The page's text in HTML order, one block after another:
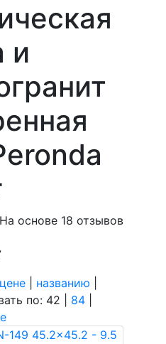
и
На основе 18 отзывов
цене названию
по: 42 | 84
149 45.2x45.2 - 9.5